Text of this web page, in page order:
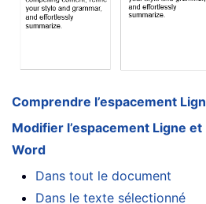
Comprendre l’espacement
Modifier l’espacement Ligne
Word
Dans tout le document
Dans le texte sélectionné